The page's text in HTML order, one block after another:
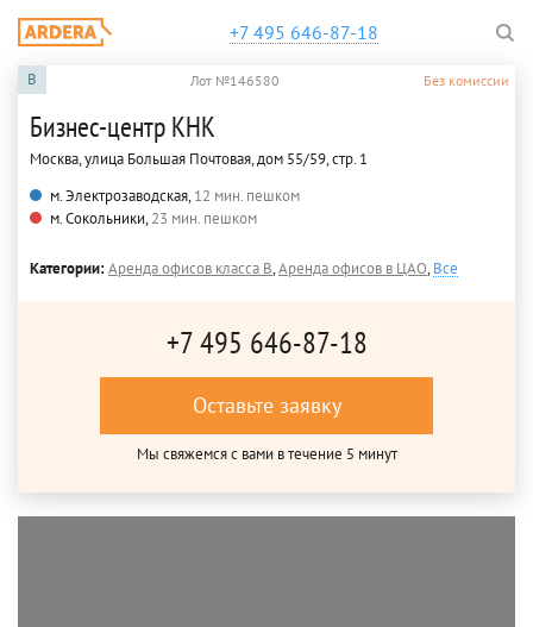
+7 495 646-87-18
B Лот №146580 Без комиссии
Бизнес-центр КНК
Москва, улица Большая Почтовая, дом 55/59, стр. 1
м. Электрозаводская,12 мин. пешком
м. Сокольники,23 мин. пешком
Категории:Аренда офисов класса B,Аренда офисов в ЦАО,Все
+7 495 646-87-18
Оставьте заявку
Мы свяжемся с вами в течение 5 минут